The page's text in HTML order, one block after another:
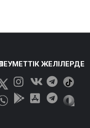
ЖЕЛІЛЕРДЕ